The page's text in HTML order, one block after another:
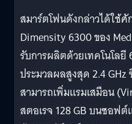
สมาร์ตโฟนดังกล่าวได้ใช้
Dimensity 6300 ของ
รับการผลิตด้วยเทคโนโลยี
ประมวลผลสูงสุด 2.4
สามารถเพิ่มแรมเสมือน
สตอเรจ 128 GB บนซอฟ